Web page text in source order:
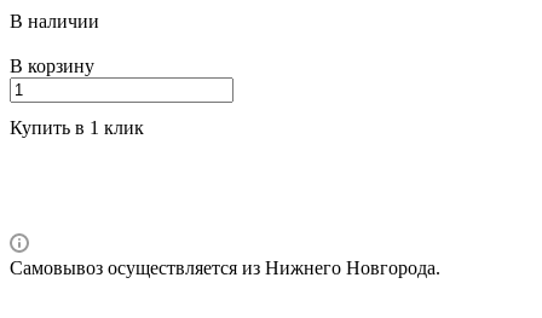
В наличии
В корзину
Купить в 1 клик
Самовывоз осуществляется из Нижнего Новгорода.